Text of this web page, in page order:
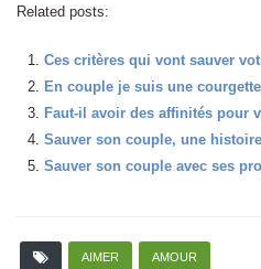
Related posts:
Ces critères qui vont sauver
En couple je suis une
Faut-il avoir des affinités pour
Sauver son couple, une
Sauver son couple avec ses
AIMER AMOUR